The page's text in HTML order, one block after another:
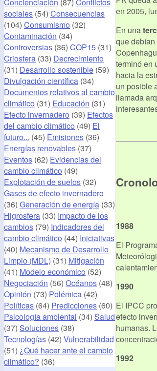
en 2005,
En una
que
terminó en
hacia la
un posible
llamada
1988
El
1990
El IPCC
efecto
humanas.
1992
sociales (54) Consecuencias
(104) Consumismo (32)
Contaminación (34)
Controversias (36) COP15 (31)
Criosfera (33) Decrecimiento
(31) Desarrollo sostenible (59)
Divulgación científica (34)
Documentos relativos al cambio
climático (31) Educación (31)
Efecto invernadero (39) Efectos
del cambio climático (49) El
futuro... (45) Emisiones (36)
Energías renovables (37)
Eventos (62) Evidencias del
cambio climático (49)
Explotación de suelos (32)
Gases de efecto invernadero
(36) Generación de energía (33)
Higrosfera (33) Impacto de los
cambios (79) Indicadores del
cambio climático (44) Iniciativas
(40) Mecanismo de Desarrollo
Limpio (MDL) (31) Mitigación
(41) Modelo económico (52)
Negociación (56) Océanos (48)
Opinión (73) Polémica (42)
Políticas (64) Predicciones (60)
Psicología ambiental (34) Salud
(37) Soluciones (38)
Tecnologías (42) Vulnerabilidad
(51) ¿Qué hacer ante el cambio
climático? (36)